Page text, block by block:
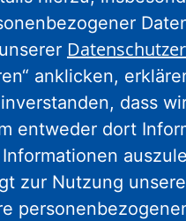
anklicken,
dass
entweder dort
zur Nutzung